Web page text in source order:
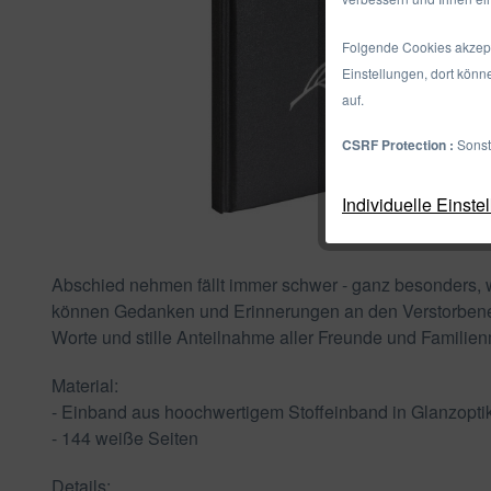
Abschied nehmen fällt immer schwer - ganz
können Gedanken und Erinnerungen an den
Worte und stille Anteilnahme aller Freunde und
Material:
- Einband aus hoochwertigem Stoffeinband in
- 144 weiße Seiten
Folgende Cookies
Einstellungen, dort
auf.
CSRF Protection :
Individuelle